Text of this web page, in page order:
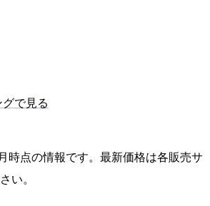
グで見る
時点の情報です。最新価格は各販売サ
い。